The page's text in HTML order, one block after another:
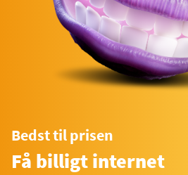
Bedst til prisen
Få billigt internet